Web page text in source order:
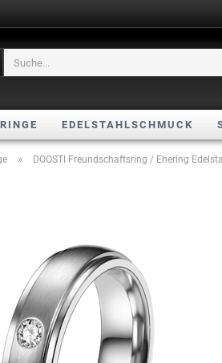
EDELSTAHLSCHMUCK
» DOOSTI Freundschaftsring / Ehering